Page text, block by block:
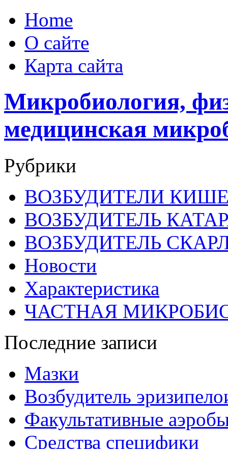
Home
О сайте
Карта сайта
Микробиология,
медицинская
Рубрики
ВОЗБУДИТЕЛИ
ВОЗБУДИТЕЛЬ
ВОЗБУДИТЕЛЬ
Новости
Характеристика
ЧАСТНАЯ
Последние записи
Мазки
Возбудитель
Факультативные
Средства специфики